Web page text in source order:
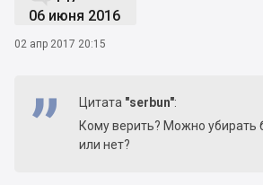
06 июня 2016
02 апр 2017 20:15
Цитата "serbun":
Кому верить? Можно убирать
или нет?